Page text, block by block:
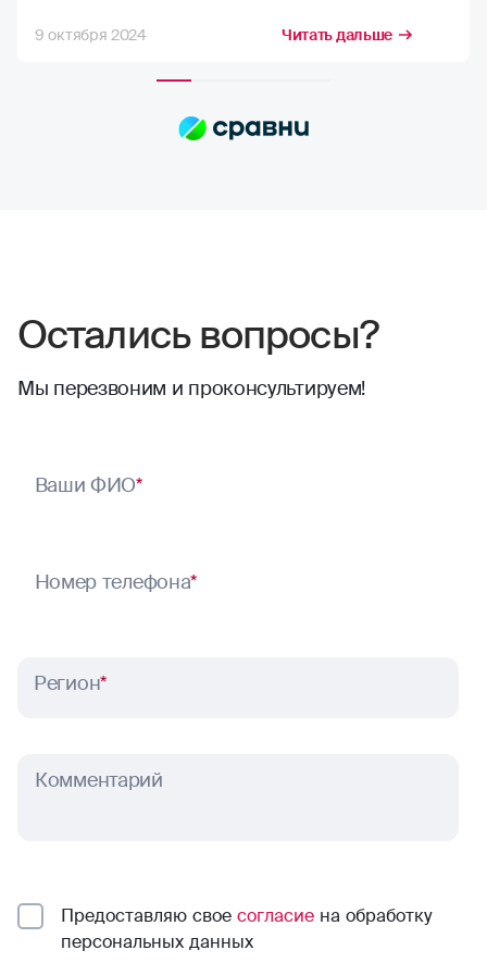
стремлюсь получить максимально
полностью устраивает расчёт страховых
договору, и их хватает на качественный
9 октября 2024 Читать дальше
Остались вопросы?
Мы перезвоним и проконсультируем!
Ваши ФИО*
Номер телефона*
Регион*
Комментарий
Предоставляю свое согласие на обработку
персональных данных